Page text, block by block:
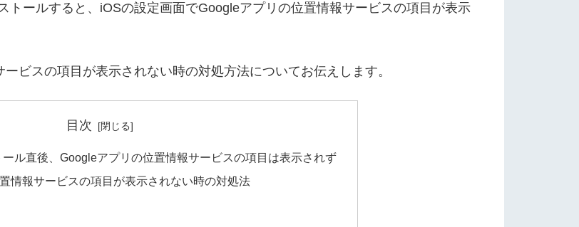
トールすると、iOSの設定画面でGoogleアプリの位置情報サービスの項目が表示
ビスの項目が表示されない時の対処方法についてお伝えします。
目次
ル直後、Googleアプリの位置情報サービスの項目は表示されず
情報サービスの項目が表示されない時の対処法